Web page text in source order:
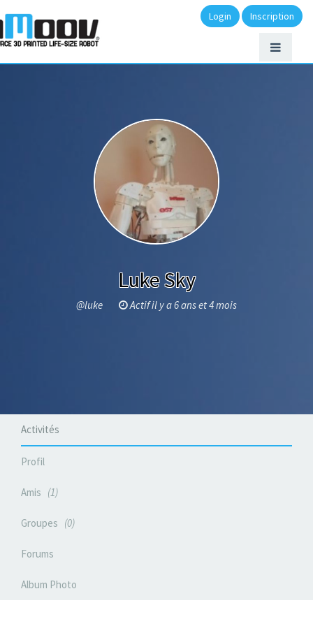
Login Inscription
Luke Sky
@luke Actif il y a 6 ans et 4 mois
Activités
Profil
Amis 1
Groupes 0
Forums
Album Photo